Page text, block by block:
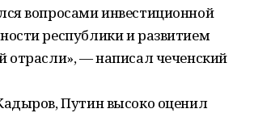
вопросами инвестиционной
республики и развитием
отрасли», — написал чеченский
Путин высоко оценил